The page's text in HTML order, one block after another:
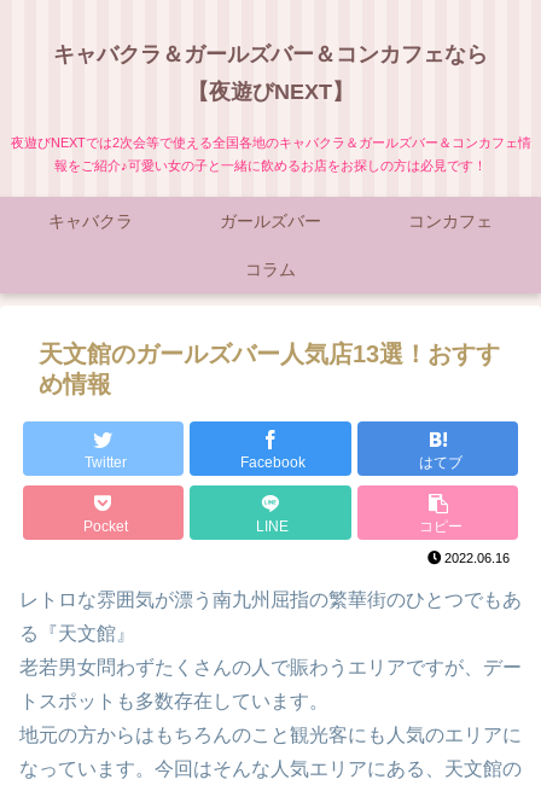
キャバクラ＆ガールズバー＆コンカフェなら
【夜遊びNEXT】
夜遊びNEXTでは2次会等で使える全国各地のキャバクラ＆ガールズバー＆コンカフェ情
報をご紹介♪可愛い女の子と一緒に飲めるお店をお探しの方は必見です！
キャバクラ ガールズバー コンカフェ
コラム
天文館のガールズバー人気店13選！おすす
め情報
Twitter Facebook はてブ
Pocket LINE コピー
2022.06.16
レトロな雰囲気が漂う南九州屈指の繁華街のひとつでもあ
る『天文館』
老若男女問わずたくさんの人で賑わうエリアですが、デー
トスポットも多数存在しています。
地元の方からはもちろんのこと観光客にも人気のエリアに
なっています。今回はそんな人気エリアにある、天文館の